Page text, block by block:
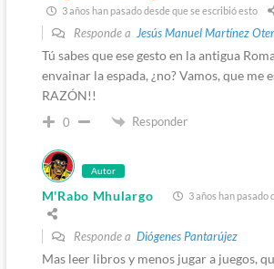
3 años han pasado desde que se escribió esto
Responde a Jesús Manuel Martínez
Tú sabes que ese gesto en la antigua
envainar la espada, ¿no? Vamos, que me
RAZÓN!!
0 Responder
Autor
M'Rabo Mhulargo 3 años han pasado
Responde a Diógenes Pantarújez
Mas leer libros y menos jugar a juegos,